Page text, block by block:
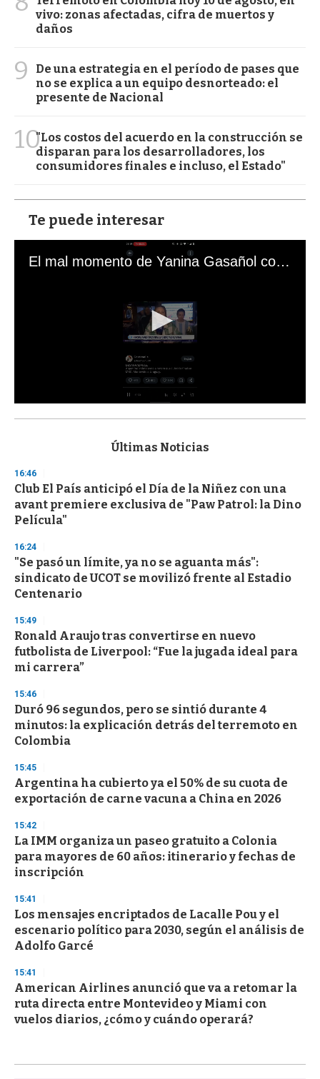
vivo: zonas afectadas, cifra de muertos y
daños
9
De una estrategia en el período de pases que
no se explica a un equipo desnorteado: el
presente de Nacional
10"Los costos del acuerdo en la construcción se
disparan para los desarrolladores, los
consumidores finales e incluso, el Estado"
Te puede interesar
El mal momento de Yanina Gasañol con un hincha argentino en "Subrayado"
s
d
s
o
f
3
s
e
o
n
Últimas Noticias
16:46
Club El País anticipó el Día de la Niñez con una
avant premiere exclusiva de "Paw Patrol: la Dino
Película"
16:24
"Se pasó un límite, ya no se aguanta más":
sindicato de UCOT se movilizó frente al Estadio
Centenario
15:49
Ronald Araujo tras convertirse en nuevo
futbolista de Liverpool: “Fue la jugada ideal para
mi carrera”
15:46
Duró 96 segundos, pero se sintió durante 4
minutos: la explicación detrás del terremoto en
Colombia
15:45
Argentina ha cubierto ya el 50% de su cuota de
exportación de carne vacuna a China en 2026
15:42
La IMM organiza un paseo gratuito a Colonia
para mayores de 60 años: itinerario y fechas de
inscripción
15:41
Los mensajes encriptados de Lacalle Pou y el
escenario político para 2030, según el análisis de
Adolfo Garcé
15:41
American Airlines anunció que va a retomar la
ruta directa entre Montevideo y Miami con
vuelos diarios, ¿cómo y cuándo operará?